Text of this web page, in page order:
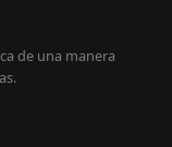
de una manera